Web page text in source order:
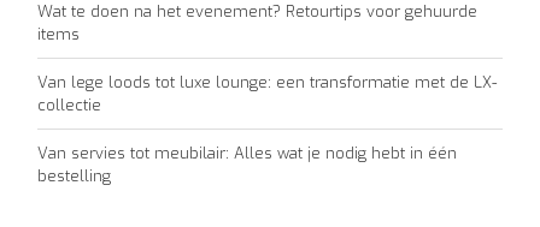
Wat te doen na het evenement? Retourtips voor gehuurde
items
Van lege loods tot luxe lounge: een transformatie met de LX-
collectie
Van servies tot meubilair: Alles wat je nodig hebt in één
bestelling